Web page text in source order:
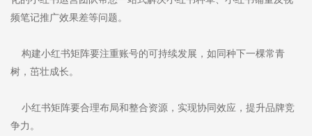
频笔记推广效果差等问题。
构建小红书矩阵要注重账号的可持续发展，如同种下一棵常青
树，茁壮成长。
小红书矩阵要合理布局和整合资源，实现协同效应，提升品牌竞
争力。